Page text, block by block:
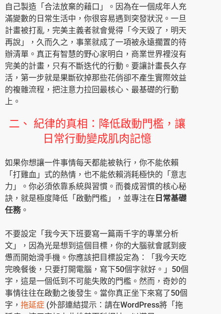
自己製造「合法放棄的藉口」。因為在一個成年人充
滿變數的日常生活中，你很容易遇到突發狀況。一旦
計畫被打亂，完美主義者就會覺得「今天毀了，明天
再說」，久而久之，事業就成了一項被永遠擱置的待
辦清單。真正有智慧的野心家明白，商業世界裡沒有
完美的計畫，只有不斷迭代的行動。要讓計畫長久存
活，第一步就是果斷砍掉那些花俏卻不產生實際效益
的複雜流程，把注意力拉回最核心、最基礎的行動
上。
二、 紀律的真相：降低啟動門檻，讓
日常行動變成肌肉記憶
如果你想讓一件事情每天都能被執行，你不能依賴
「打雞血」式的熱情，也不能依賴消耗極快的「意志
力」。你必須依靠系統與習慣。而養成習慣的核心秘
訣，就是極度降低「啟動門檻」，並專注在 日常基礎
任務。
不要設定「我今天下班要寫一篇兩千字的專業分析
文」，因為光是想到這個目標，你的大腦就會感到疲
憊而開始滑手機。你應該把目標設定為：「我今天吃
完晚餐後，只要打開電腦，寫下50個字就好。」50個
字，這是一個低到不可能失敗的門檻。然而，奇妙的
事情往往在啟動之後發生。當你真正坐下來寫了50個
字， 拖延症 (外部連結提示：請在WordPress將「拖